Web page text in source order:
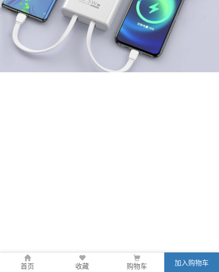
品胜22.5W超级快充自带数据线充电宝双向快充Type-c线输
入10000毫安 适用苹果12 13华为小米手机
￥99.00
￥109.00
商品规格
首页 收藏 购物车 加入购物车